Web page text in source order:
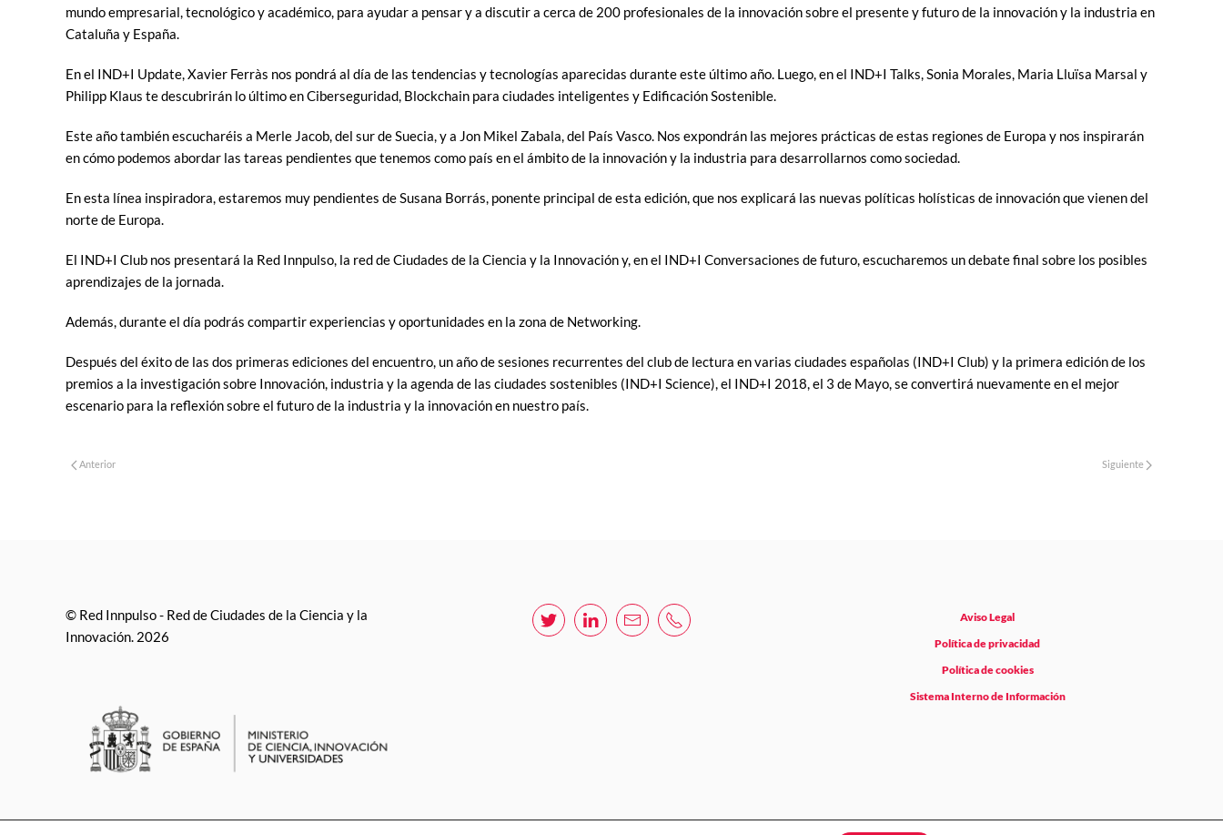
mundo empresarial, tecnológico y académico, para ayudar a pensar y a discutir a cerca de 200 profesionales de la innovación sobre el presente y futuro de la innovación y la industria en
Cataluña y España.
En el IND+I Update, Xavier Ferràs nos pondrá al día de las tendencias y tecnologías aparecidas durante este último año. Luego, en el IND+I Talks, Sonia Morales, Maria Lluïsa Marsal y
Philipp Klaus te descubrirán lo último en Ciberseguridad, Blockchain para ciudades inteligentes y Edificación Sostenible.
Este año también escucharéis a Merle Jacob, del sur de Suecia, y a Jon Mikel Zabala, del País Vasco. Nos expondrán las mejores prácticas de estas regiones de Europa y nos inspirarán
en cómo podemos abordar las tareas pendientes que tenemos como país en el ámbito de la innovación y la industria para desarrollarnos como sociedad.
En esta línea inspiradora, estaremos muy pendientes de Susana Borrás, ponente principal de esta edición, que nos explicará las nuevas políticas holísticas de innovación que vienen del
norte de Europa.
El IND+I Club nos presentará la Red Innpulso, la red de Ciudades de la Ciencia y la Innovación y, en el IND+I Conversaciones de futuro, escucharemos un debate final sobre los posibles
aprendizajes de la jornada.
Además, durante el día podrás compartir experiencias y oportunidades en la zona de Networking.
Después del éxito de las dos primeras ediciones del encuentro, un año de sesiones recurrentes del club de lectura en varias ciudades españolas (IND+I Club) y la primera edición de los
premios a la investigación sobre Innovación, industria y la agenda de las ciudades sostenibles (IND+I Science), el IND+I 2018, el 3 de Mayo, se convertirá nuevamente en el mejor
escenario para la reflexión sobre el futuro de la industria y la innovación en nuestro país.
Anterior Siguiente
© Red Innpulso - Red de Ciudades de la Ciencia y la
Innovación. 2026
Aviso Legal
Política de privacidad
Política de cookies
Sistema Interno de Información